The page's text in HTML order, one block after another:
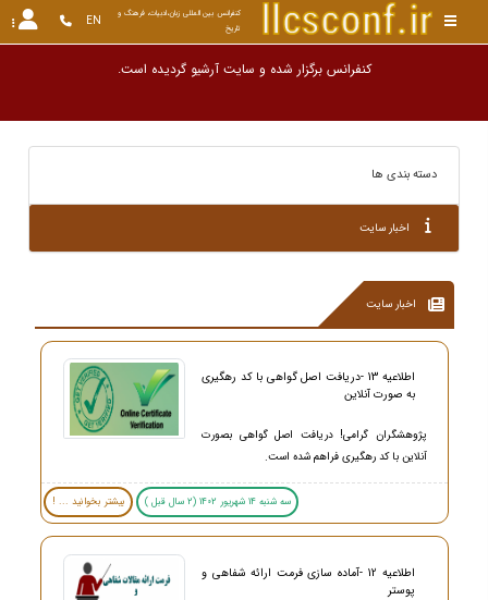
تاریخ
EN
کنفرانس برگزار شده و سایت آر
دسته بندی ها
اخبار سایت
اخبار سایت
اطلاعیه 13 -دریافت اصل گواهی با کد رهگیری
به صورت آنلاین
پژوهشگران گرامی! دریافت اصل گواهی بصورت
آنلاین با کد رهگیری فراهم شده است.
سه شنبه 14 شهریور 1402 (2 سال قبل ) بیشتر بخوانید ... !
اطلاعیه 12 -آماده سازی فرمت ارائه شفاهی و
پوستر